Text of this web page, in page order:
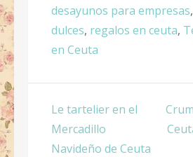
desayunos para empresas,
dulces, regalos en ceuta,
en Ceuta
Navegación
de
entradas
Le tartelier en el
Mercadillo
Navideño de Ceuta